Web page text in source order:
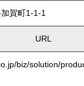
賀町1-1-1
URL
biz/solution/